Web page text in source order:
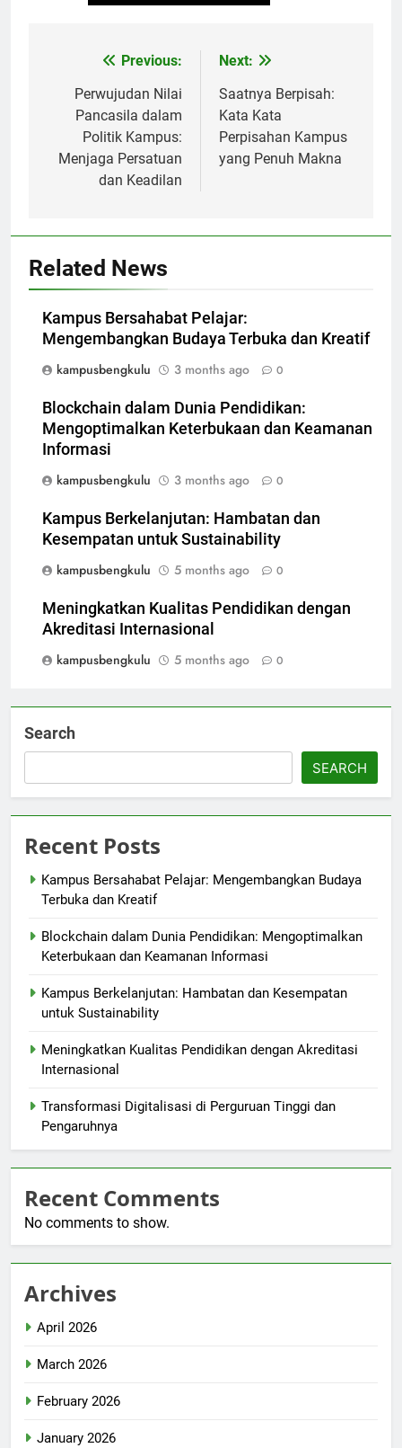
navigation
Previous:
Perwujudan Nilai
Pancasila dalam
Politik Kampus:
Menjaga Persatuan
dan Keadilan
Next:
Saatnya Berpisah:
Kata Kata
Perpisahan Kampus
yang Penuh Makna
Related News
Kampus Bersahabat Pelajar:
Mengembangkan Budaya Terbuka dan Kreatif
kampusbengkulu
3 months ago 0
Blockchain dalam Dunia Pendidikan:
Mengoptimalkan Keterbukaan dan Keamanan
Informasi
kampusbengkulu
3 months ago 0
Kampus Berkelanjutan: Hambatan dan
Kesempatan untuk Sustainability
kampusbengkulu
5 months ago 0
Meningkatkan Kualitas Pendidikan dengan
Akreditasi Internasional
kampusbengkulu
5 months ago 0
Search
SEARCH
Recent Posts
Kampus Bersahabat Pelajar: Mengembangkan Budaya
Terbuka dan Kreatif
Blockchain dalam Dunia Pendidikan: Mengoptimalkan
Keterbukaan dan Keamanan Informasi
Kampus Berkelanjutan: Hambatan dan Kesempatan
untuk Sustainability
Meningkatkan Kualitas Pendidikan dengan Akreditasi
Internasional
Transformasi Digitalisasi di Perguruan Tinggi dan
Pengaruhnya
Recent Comments
No comments to show.
Archives
April 2026
March 2026
February 2026
January 2026